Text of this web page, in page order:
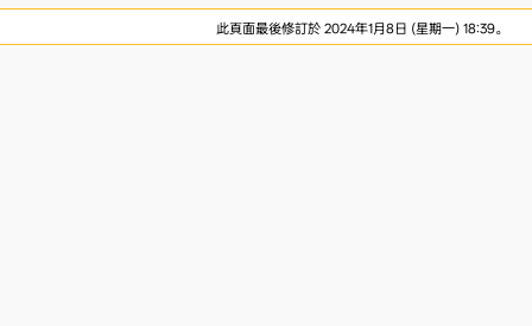
此頁面最後修訂於 2024年1月8日 (星期一) 18:39。